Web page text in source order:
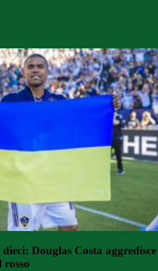
Douglas Costa aggredisce
rosso